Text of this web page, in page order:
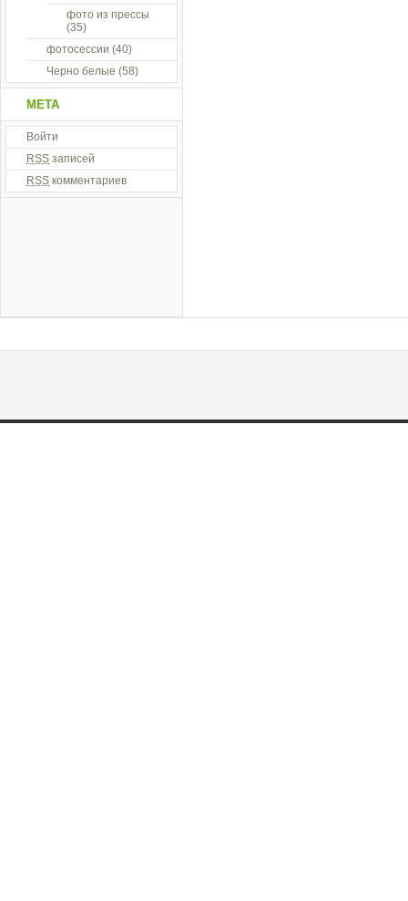
фото из прессы
(35)
фотосессии (40)
Черно белые (58)
МЕТА
Войти
RSS записей
RSS комментариев